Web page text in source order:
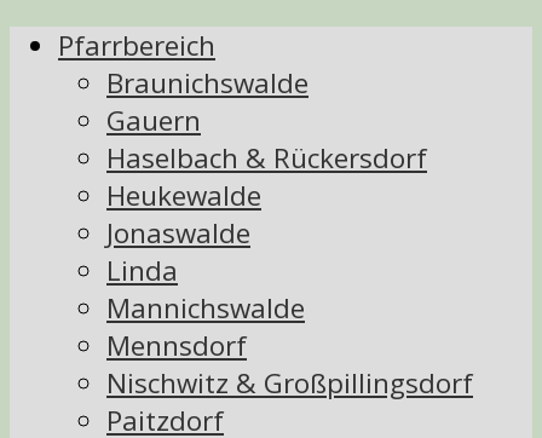
Pfarrbereich
Braunichswalde
Gauern
Haselbach & Rückersdorf
Heukewalde
Jonaswalde
Linda
Mannichswalde
Mennsdorf
Nischwitz & Großpillingsdorf
Paitzdorf